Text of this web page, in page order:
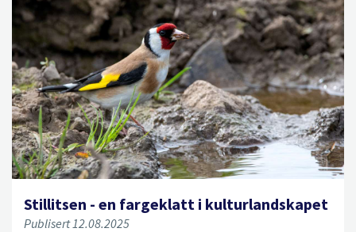
Stillitsen - en fargeklatt i kulturlandskapet
Publisert 12.08.2025